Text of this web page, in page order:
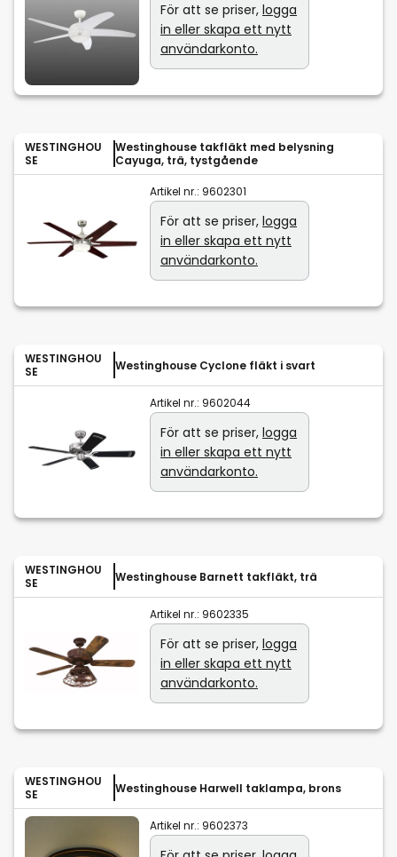
För att se priser, logga
in eller skapa ett nytt
användarkonto.
WESTINGHOU
SE
Westinghouse takfläkt med belysning
Cayuga, trä, tystgående
Artikel nr.: 9602301
För att se priser, logga
in eller skapa ett nytt
användarkonto.
WESTINGHOU
SE
Westinghouse Cyclone fläkt i svart
Artikel nr.: 9602044
För att se priser, logga
in eller skapa ett nytt
användarkonto.
WESTINGHOU
SE
Westinghouse Barnett takfläkt, trä
Artikel nr.: 9602335
För att se priser, logga
in eller skapa ett nytt
användarkonto.
WESTINGHOU
SE
Westinghouse Harwell taklampa, brons
Artikel nr.: 9602373